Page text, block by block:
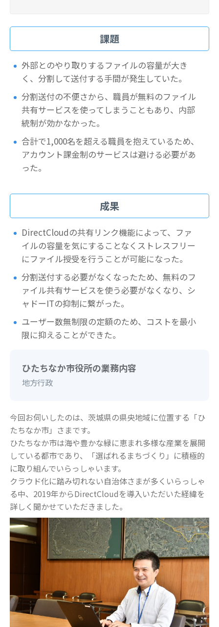
課題
外部とのやり取りするファイルの容量が大き
く、分割して送付する手間が発生していた。
分割送付の不便さから、職員が無料のファイル
共有サービスを使ってしまうこともあり、内部
統制が効かなかった。
合計で1,000名を超える職員を抱えているため、
アカウント課金制のサービスは避ける必要があ
った。
成果
DirectCloudの共有リンク機能によって、ファ
イルの容量を気にすることなくストレスフリー
にファイル授受を行うことが可能になった。
分割送付する必要がなくなったため、無料のフ
ァイル共有サービスを使う必要がなくなり、シ
ャドーITの抑制に繋がった。
ユーザー数無制限の定額のため、コストを最小
限に抑えることができた。
ひたちなか市役所の業務内容
地方行政
今回お伺いしたのは、茨城県の県央地域に位置する「ひ
たちなか市」さまです。
ひたちなか市は海や豊かな緑に恵まれ多様な産業を展開
している都市であり、「選ばれるまちづくり」に積極的
に取り組んでいらっしゃいます。
クラウド化に踏み切れない自治体さまが多くいらっしゃ
る中、2019年からDirectCloudを導入いただいた経緯を
詳しく聞かせていただきました。